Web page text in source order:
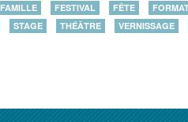
FAMILLE FESTIVAL FÊTE
STAGE THÉÂTRE VERNISSAGE